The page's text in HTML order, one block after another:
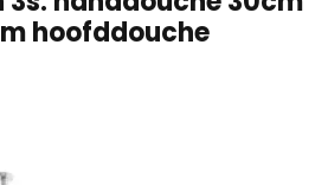
hoofddouche